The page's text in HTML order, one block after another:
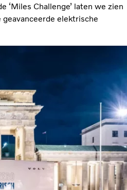
‘Miles Challenge’ laten we zien
elektrische